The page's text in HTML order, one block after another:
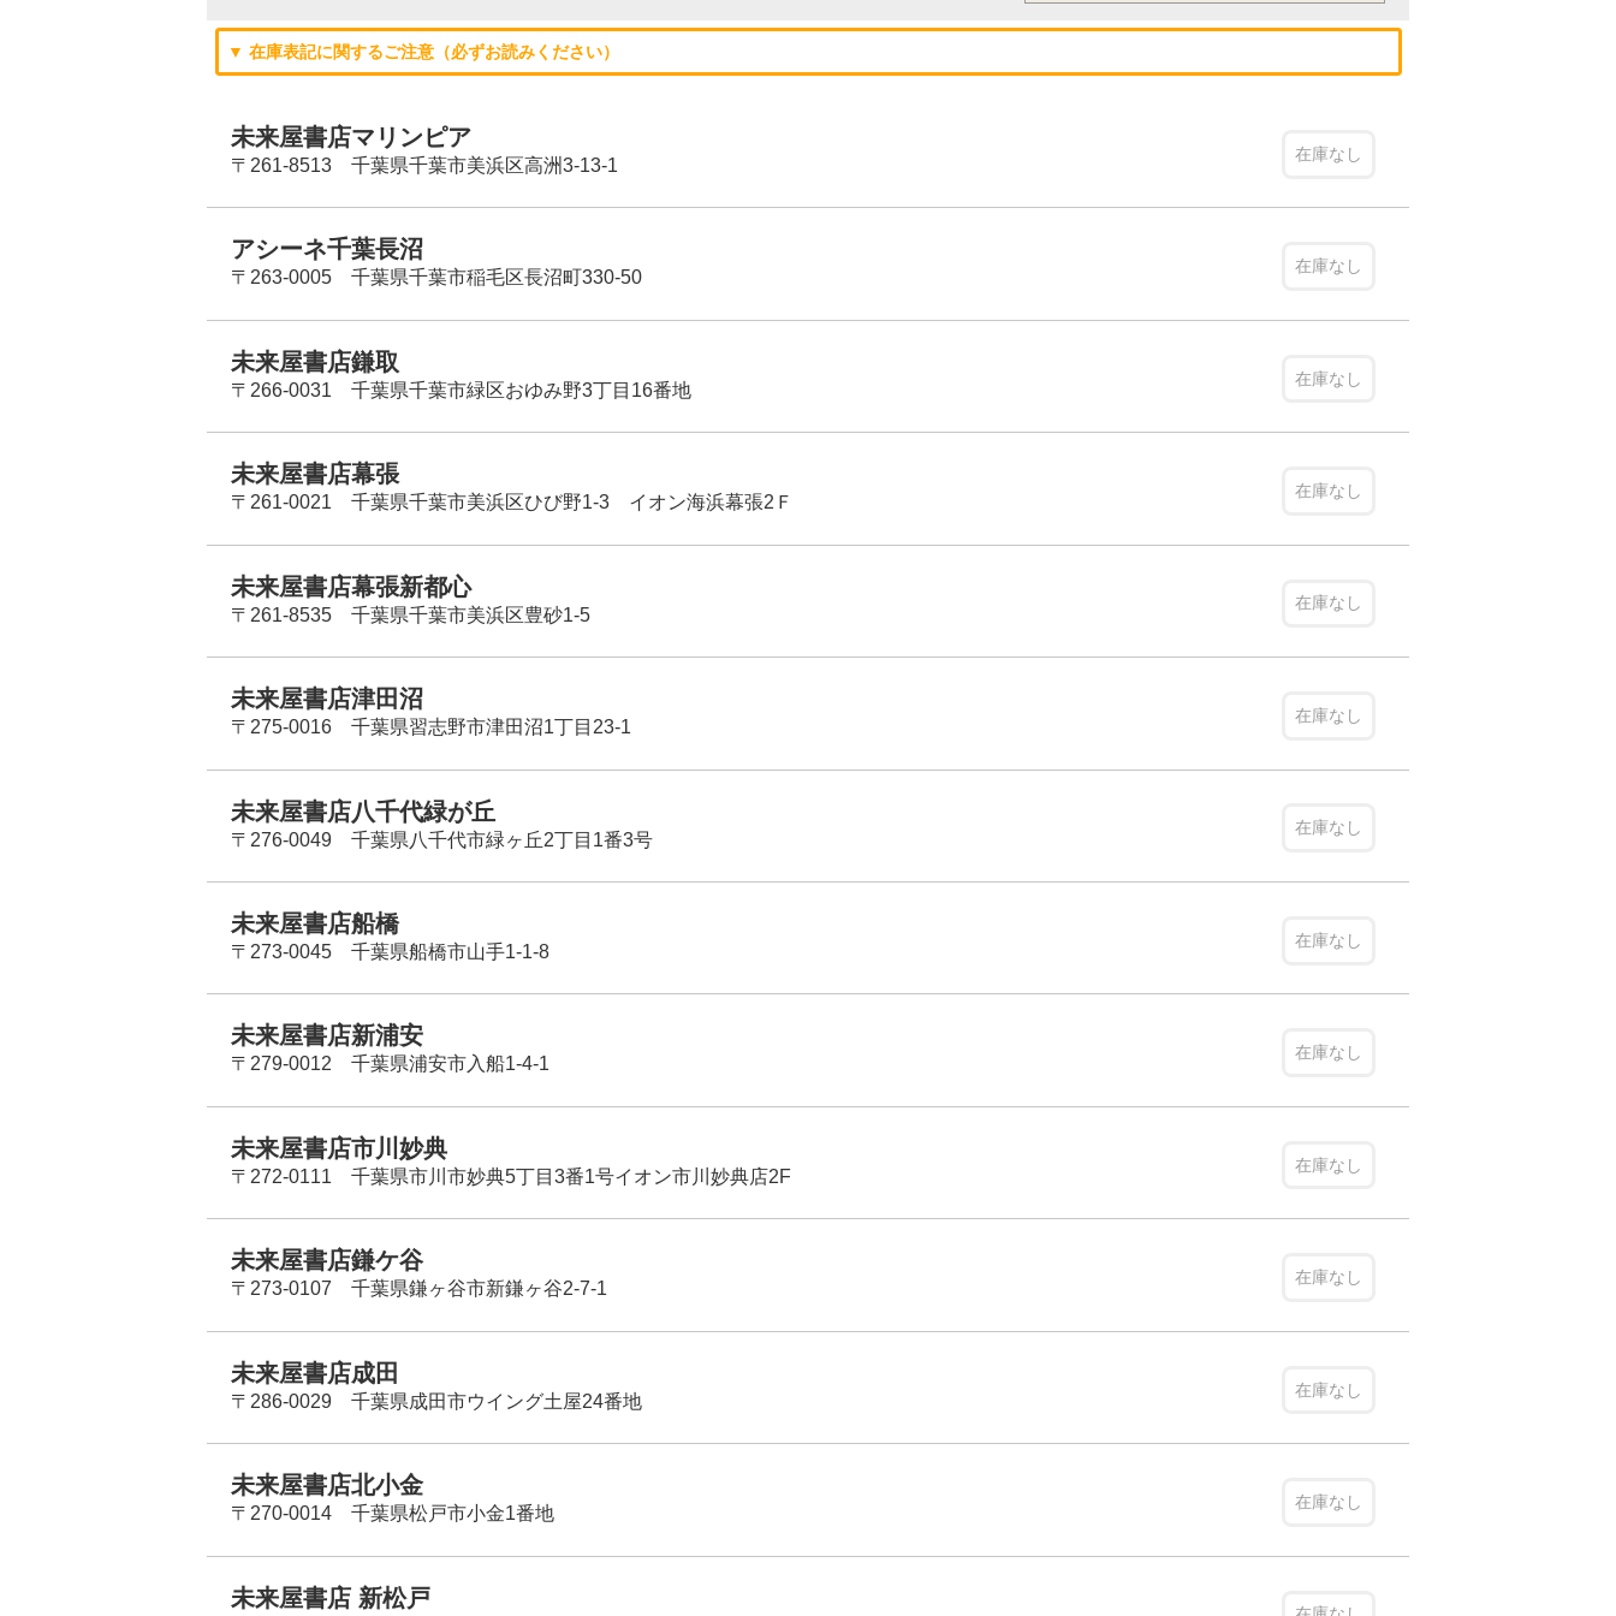
▼ 在庫表記に関するご注意（必ずお読みください）
未来屋書店マリンピア
〒261-8513 千葉県千葉市美浜区高洲3-13-1
在庫なし
アシーネ千葉長沼
〒263-0005 千葉県千葉市稲毛区長沼町330-50
在庫なし
未来屋書店鎌取
〒266-0031 千葉県千葉市緑区おゆみ野3丁目16番地
在庫なし
未来屋書店幕張
〒261-0021 千葉県千葉市美浜区ひび野1-3 イオン海浜幕張2Ｆ
在庫なし
未来屋書店幕張新都心
〒261-8535 千葉県千葉市美浜区豊砂1-5
在庫なし
未来屋書店津田沼
〒275-0016 千葉県習志野市津田沼1丁目23-1
在庫なし
未来屋書店八千代緑が丘
〒276-0049 千葉県八千代市緑ヶ丘2丁目1番3号
在庫なし
未来屋書店船橋
〒273-0045 千葉県船橋市山手1-1-8
在庫なし
未来屋書店新浦安
〒279-0012 千葉県浦安市入船1-4-1
在庫なし
未来屋書店市川妙典
〒272-0111 千葉県市川市妙典5丁目3番1号イオン市川妙典店2F
在庫なし
未来屋書店鎌ケ谷
〒273-0107 千葉県鎌ヶ谷市新鎌ヶ谷2-7-1
在庫なし
未来屋書店成田
〒286-0029 千葉県成田市ウイング土屋24番地
在庫なし
未来屋書店北小金
〒270-0014 千葉県松戸市小金1番地
在庫なし
未来屋書店 新松戸